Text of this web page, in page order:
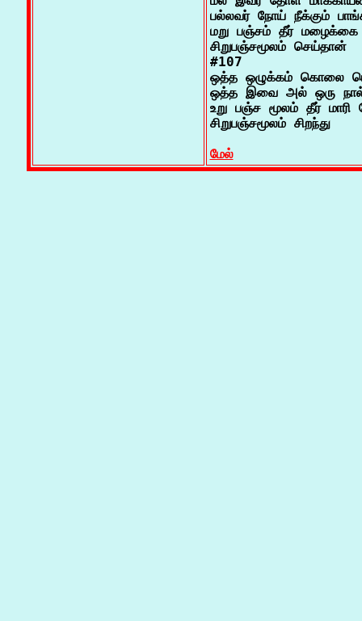
பல்லவர் நோய் நீக்கும்
மறு பஞ்சம் தீர் மழைக்கை
சிறுபஞ்சமூலம் செய்தான்
#107
ஒத்த ஒழுக்கம் கொலை
ஒத்த இவை அல் ஒரு
உறு பஞ்ச மூலம் தீர் மாரி
சிறுபஞ்சமூலம் சிறந்து
மேல்